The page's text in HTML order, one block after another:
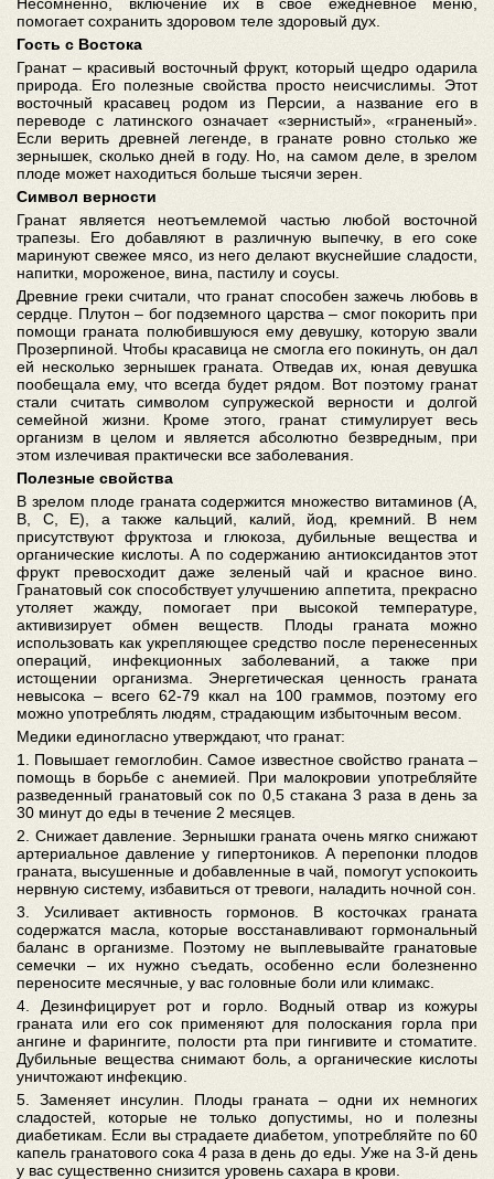
помогает сохранить здоровом теле здоровый дух.
Гость с Востока
Гранат – красивый восточный фрукт, который щедро одарила
природа. Его полезные свойства просто неисчислимы. Этот
восточный красавец родом из Персии, а название его в
переводе с латинского означает «зернистый», «граненый».
Если верить древней легенде, в гранате ровно столько же
зернышек, сколько дней в году. Но, на самом деле, в зрелом
плоде может находиться больше тысячи зерен.
Символ верности
Гранат является неотъемлемой частью любой восточной
трапезы. Его добавляют в различную выпечку, в его соке
маринуют свежее мясо, из него делают вкуснейшие сладости,
напитки, мороженое, вина, пастилу и соусы.
Древние греки считали, что гранат способен зажечь любовь в
сердце. Плутон – бог подземного царства – смог покорить при
помощи граната полюбившуюся ему девушку, которую звали
Прозерпиной. Чтобы красавица не смогла его покинуть, он дал
ей несколько зернышек граната. Отведав их, юная девушка
пообещала ему, что всегда будет рядом. Вот поэтому гранат
стали считать символом супружеской верности и долгой
семейной жизни. Кроме этого, гранат стимулирует весь
организм в целом и является абсолютно безвредным, при
этом излечивая практически все заболевания.
Полезные свойства
В зрелом плоде граната содержится множество витаминов (А,
В, С, Е), а также кальций, калий, йод, кремний. В нем
присутствуют фруктоза и глюкоза, дубильные вещества и
органические кислоты. А по содержанию антиоксидантов этот
фрукт превосходит даже зеленый чай и красное вино.
Гранатовый сок способствует улучшению аппетита, прекрасно
утоляет жажду, помогает при высокой температуре,
активизирует обмен веществ. Плоды граната можно
использовать как укрепляющее средство после перенесенных
операций, инфекционных заболеваний, а также при
истощении организма. Энергетическая ценность граната
невысока – всего 62-79 ккал на 100 граммов, поэтому его
можно употреблять людям, страдающим избыточным весом.
Медики единогласно утверждают, что гранат:
1. Повышает гемоглобин. Самое известное свойство граната –
помощь в борьбе с анемией. При малокровии употребляйте
разведенный гранатовый сок по 0,5 стакана 3 раза в день за
30 минут до еды в течение 2 месяцев.
2. Снижает давление. Зернышки граната очень мягко снижают
артериальное давление у гипертоников. А перепонки плодов
граната, высушенные и добавленные в чай, помогут успокоить
нервную систему, избавиться от тревоги, наладить ночной сон.
3. Усиливает активность гормонов. В косточках граната
содержатся масла, которые восстанавливают гормональный
баланс в организме. Поэтому не выплевывайте гранатовые
семечки – их нужно съедать, особенно если болезненно
переносите месячные, у вас головные боли или климакс.
4. Дезинфицирует рот и горло. Водный отвар из кожуры
граната или его сок применяют для полоскания горла при
ангине и фарингите, полости рта при гингивите и стоматите.
Дубильные вещества снимают боль, а органические кислоты
уничтожают инфекцию.
5. Заменяет инсулин. Плоды граната – одни их немногих
сладостей, которые не только допустимы, но и полезны
диабетикам. Если вы страдаете диабетом, употребляйте по 60
капель гранатового сока 4 раза в день до еды. Уже на 3-й день
у вас существенно снизится уровень сахара в крови.